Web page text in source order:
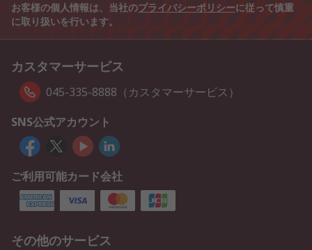
お客様の個人情報は、当社のプライバシーポリシーに従って慎重
に取り扱いを行います。
カスタマーサービス
045-335-8888（カスタマーサービス）
SNS公式アカウント
ご利用可能カード会社
その他のサービス